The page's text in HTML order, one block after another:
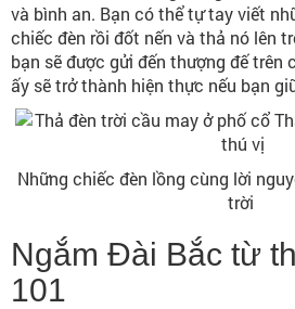
và bình an. Bạn có thể tự tay viết
chiếc đèn rồi đốt nến và thả nó lên
bạn sẽ được gửi đến thượng đế trên
ấy sẽ trở thành hiện thực nếu bạn
Những chiếc đèn lồng cùng lời
trời
Ngắm Đài Bắc từ
101